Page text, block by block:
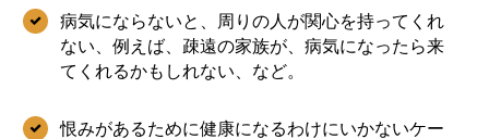
病気にならないと、周りの人が関心を持ってくれ
ない、例えば、疎遠の家族が、病気になったら来
てくれるかもしれない、など。
恨みがあるために健康になるわけにいかないケー